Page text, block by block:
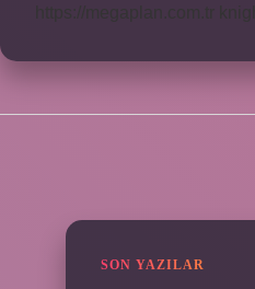
SON YAZILAR